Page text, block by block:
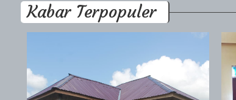
Kabar Terpopuler